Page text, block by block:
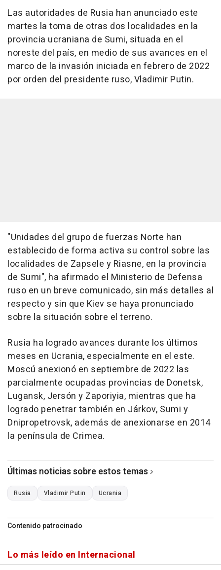
Las autoridades de Rusia han anunciado este
martes la toma de otras dos localidades en la
provincia ucraniana de Sumi, situada en el
noreste del país, en medio de sus avances en el
marco de la invasión iniciada en febrero de 2022
por orden del presidente ruso, Vladimir Putin.
"Unidades del grupo de fuerzas Norte han
establecido de forma activa su control sobre las
localidades de Zapsele y Riasne, en la provincia
de Sumi", ha afirmado el Ministerio de Defensa
ruso en un breve comunicado, sin más detalles al
respecto y sin que Kiev se haya pronunciado
sobre la situación sobre el terreno.
Rusia ha logrado avances durante los últimos
meses en Ucrania, especialmente en el este.
Moscú anexionó en septiembre de 2022 las
parcialmente ocupadas provincias de Donetsk,
Lugansk, Jersón y Zaporiyia, mientras que ha
logrado penetrar también en Járkov, Sumi y
Dnipropetrovsk, además de anexionarse en 2014
la península de Crimea.
Últimas noticias sobre estos temas
Rusia Vladimir Putin Ucrania
Contenido patrocinado
Lo más leído en Internacional